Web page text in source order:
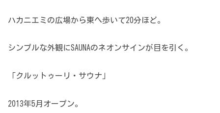
ハカニエミの広場から東へ歩いて20分ほど。
シンプルな外観にSAUNAのネオンサインが目を引く。
「クルットゥーリ・サウナ」
2013年5月オープン。